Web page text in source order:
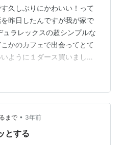
久しぶりにかわいい！って
昨日したんですが我が家で
ラレックスの超シンプルな
かのカフェで出会ってとて
ように１ダース買いました
xポイントアップ』
（デュラレックス）ピカル
572円（税込、送料別)
と一緒で使いやすいサイズ
で飽きない見た目毎日の生
まで • 3年前
とする